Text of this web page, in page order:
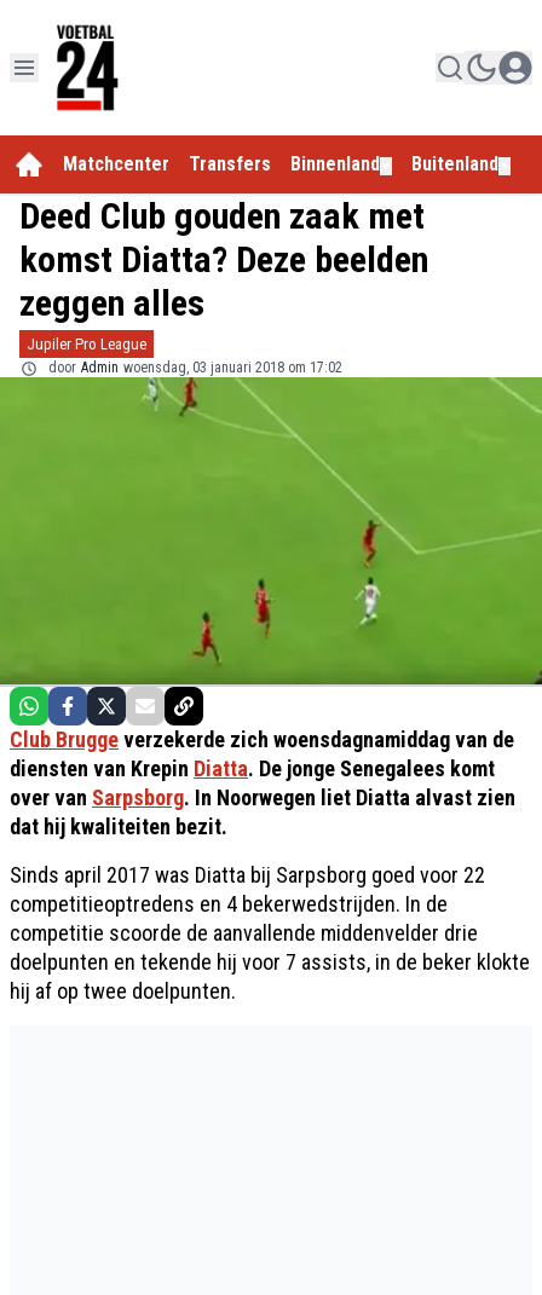
Matchcenter Transfers Binnenland Buitenland
Deed Club gouden zaak met
komst Diatta? Deze beelden
zeggen alles
Jupiler Pro League
door Admin woensdag, 03 januari 2018 om 17:02
Club Bruggeverzekerde zich woensdagnamiddag van de
diensten van Krepin Diatta. De jonge Senegalees komt
over van Sarpsborg. In Noorwegen liet Diatta alvast zien
dat hij kwaliteiten bezit.
Sinds april 2017 was Diatta bij Sarpsborg goed voor 22
competitieoptredens en 4 bekerwedstrijden. In de
competitie scoorde de aanvallende middenvelder drie
doelpunten en tekende hij voor 7 assists, in de beker klokte
hij af op twee doelpunten.